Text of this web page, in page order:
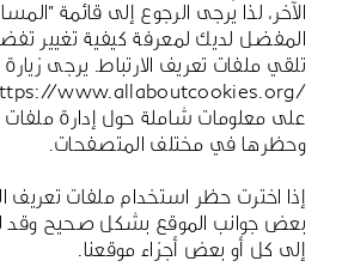
الآخر، لذا يُرجى الرجوع إلى قائمة
المفضل لديك لمعرفة كيفية تغيير
تلقي ملفات تعريف الارتباط. يرجى زيارة
/https://www.allaboutcookies.org
على معلومات شاملة حول إدارة ملفات
وحظرها في مختلف المتصفحات.
إذا اخترت حظر استخدام ملفات تعريف
بعض جوانب الموقع بشكل صحيح وقد
إلى كل أو بعض أجزاء موقعنا.